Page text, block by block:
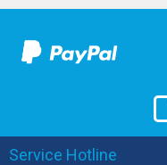
Service Hotline